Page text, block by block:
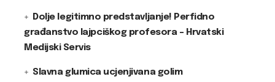
Dolje legitimno predstavljanje! Perfidno
građanstvo lajpciškog profesora – Hrvatski
Medijski Servis
Slavna glumica ucjenjivana golim